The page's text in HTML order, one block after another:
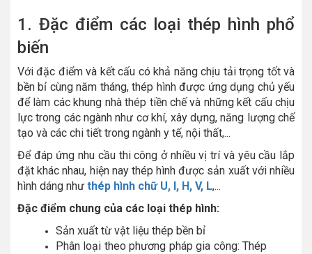
1. Đặc điểm các loại thép hình phổ
biến
Với đặc điểm và kết cấu có khả năng chịu tải trọng tốt và
bền bỉ cùng năm tháng, thép hình được ứng dụng chủ yếu
để làm các khung nhà thép tiền chế và những kết cấu chịu
lực trong các ngành như cơ khí, xây dựng, năng lượng chế
tạo và các chi tiết trong ngành y tế, nội thất,...
Để đáp ứng nhu cầu thi công ở nhiều vị trí và yêu cầu lắp
đặt khác nhau, hiện nay thép hình được sản xuất với nhiều
hình dáng như thép hình chữ U, I, H, V, L,...
Đặc điểm chung của các loại thép hình:
Sản xuất từ vật liệu thép bền bỉ
Phân loại theo phương pháp gia công: Thép